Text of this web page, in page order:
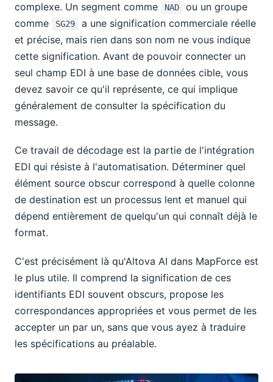
complexe. Un segment comme
NAD
ou un groupe
comme
SG29
a une signification commerciale réelle
et précise, mais rien dans son nom ne vous indique
cette signification. Avant de pouvoir connecter un
seul champ EDI à une base de données cible, vous
devez savoir ce qu'il représente, ce qui implique
généralement de consulter la spécification du
message.
Ce travail de décodage est la partie de l'intégration
EDI qui résiste à l'automatisation. Déterminer quel
élément source obscur correspond à quelle colonne
de destination est un processus lent et manuel qui
dépend entièrement de quelqu'un qui connaît déjà le
format.
C'est précisément là qu'Altova AI dans MapForce est
le plus utile. Il comprend la signification de ces
identifiants EDI souvent obscurs, propose les
correspondances appropriées et vous permet de les
accepter un par un, sans que vous ayez à traduire
les spécifications au préalable.